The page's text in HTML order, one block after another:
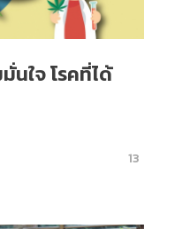
นใจ โรคที่ได้
13